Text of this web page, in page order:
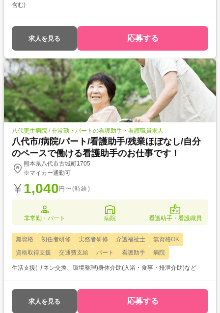
含む)
求人を見る 応募する
八代更生病院 / 非常勤・パートの看護助手・看護職員求人
八代市/病院/パート/看護助手/残業ほぼなし/自分
のペースで働ける看護助手のお仕事です！
熊本県八代市古城町1705
※マイカー通勤可
1,040 円〜(時給)
非常勤・パート 病院 看護助手・看護職員
無資格 初任者研修 実務者研修 介護福祉士
無資格OK
資格取得支援
交通費支給 パート 看護助手 病院
生活支援(リネン交換、環境整理)身体介助(入浴・食事・排泄介助)など
求人を見る 応募する